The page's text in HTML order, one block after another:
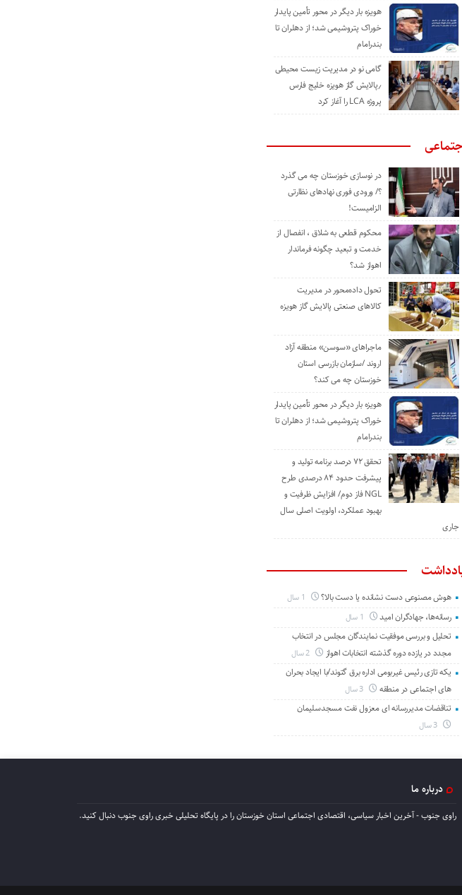
هویزه بار دیگر در محور تأمین پایدار
خوراک پتروشیمی شد؛ از دهلران تا
بندرامام
گامی نو در مدیریت زیست ‌محیطی
٫پالایش گاز هویزه خلیج ‌فارس
پروژه LCA را آغاز کرد
در نوسازی خوزستان چه می گذرد
؟/ ورودی فوری نهادهای نظارتی
الزامیست!
محکوم قطعی به شلاق ، انفصال از
خدمت و تبعید چگونه فرماندار
اهواز شد؟
تحول داده‌محور در مدیریت
کالاهای صنعتی پالایش گاز هویزه
ماجراهای «سوسن» منطقه آزاد
اروند /سازمان بازرسی استان
خوزستان چه می کند؟
هویزه بار دیگر در محور تأمین پایدار
خوراک پتروشیمی شد؛ از دهلران تا
بندرامام
تحقق ۷۲ درصد برنامه تولید و
پیشرفت حدود ۸۴ درصدی طرح
NGL فاز دوم/ افزایش ظرفیت و
بهبود عملکرد، اولویت اصلی سال
جاری
هوش مصنوعی دست نشانده یا دست بالا؟
رسانه‌ها، جهادگران امید
تحلیل و بررسی موفقیت نمایندگان مجلس در انتخاب
مجدد در یازده دوره گذشته انتخابات اهواز
یکه تازی رئیس غیربومی اداره برق گتوند/با ایجاد بحران
های اجتماعی در منطقه
تناقضات مدیررسانه ای معزول نفت مسجدسلیمان
درباره ما
راوی جنوب - آخرین اخبار سیاسی، اقتصادی اجتماعی استان خوزستان را در پایگاه تحلیلی خبری راوی جنوب دنبال کنید.